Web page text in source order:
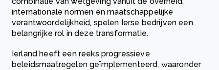
internationale normen en maatschappelijke
verantwoordelijkheid, spelen Ierse bedrijven een
belangrijke rol in deze transformatie.
Ierland heeft een reeks progressieve
beleidsmaatregelen geïmplementeerd, waaronder